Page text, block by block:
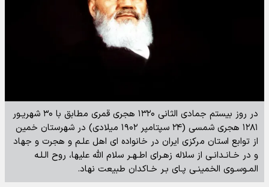
در روز بیستم جمادى الثانى ۱۳۲۰ هجرى قمرى مطابق با ۳۰ شهریـور
۱۲۸۱ هجرى شمسى (۲۴ سپتامپر ۱۹۰۲ میلادى) در شهرستان خمین
از توابع استان مرکزى ایران در خانواده اى اهل علـم و هجرت و جهاد
و در خـانـدانـى از سلاله زهـراى اطـهـر سلام الله علیها، روح الـلـه
المـوسـوى الخمینـى پـاى بـر خـاکدان طبیعت نهاد.